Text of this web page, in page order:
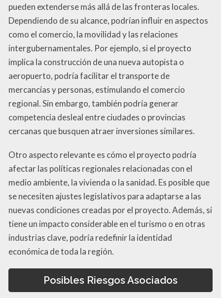
pueden extenderse más allá de las fronteras locales.
Dependiendo de su alcance, podrían influir en aspectos
como el comercio, la movilidad y las relaciones
intergubernamentales. Por ejemplo, si el proyecto
implica la construcción de una nueva autopista o
aeropuerto, podría facilitar el transporte de
mercancías y personas, estimulando el comercio
regional. Sin embargo, también podría generar
competencia desleal entre ciudades o provincias
cercanas que busquen atraer inversiones similares.
Otro aspecto relevante es cómo el proyecto podría
afectar las políticas regionales relacionadas con el
medio ambiente, la vivienda o la sanidad. Es posible que
se necesiten ajustes legislativos para adaptarse a las
nuevas condiciones creadas por el proyecto. Además, si
tiene un impacto considerable en el turismo o en otras
industrias clave, podría redefinir la identidad
económica de toda la región.
Posibles Riesgos Asociados